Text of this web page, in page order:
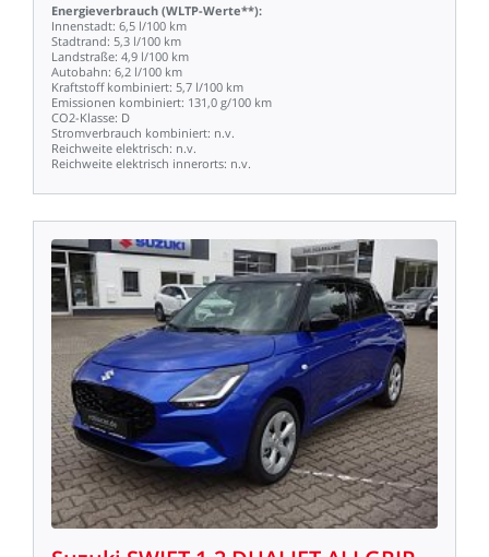
Energieverbrauch (WLTP-Werte**):
Innenstadt: 6,5 l/100 km
Stadtrand: 5,3 l/100 km
Landstraße: 4,9 l/100 km
Autobahn: 6,2 l/100 km
Kraftstoff kombiniert: 5,7 l/100 km
Emissionen kombiniert: 131,0 g/100 km
CO2-Klasse: D
Stromverbrauch kombiniert: n.v.
Reichweite elektrisch: n.v.
Reichweite elektrisch innerorts: n.v.